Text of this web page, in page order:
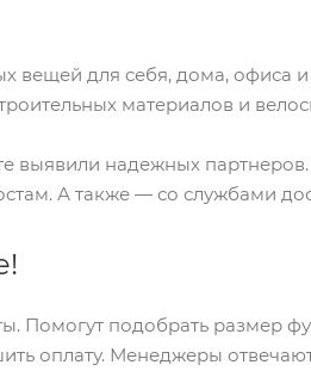
для себя, дома, офиса
материалов и
выявили надежных
А также — со службами
подобрать размер
оплату. Менеджеры